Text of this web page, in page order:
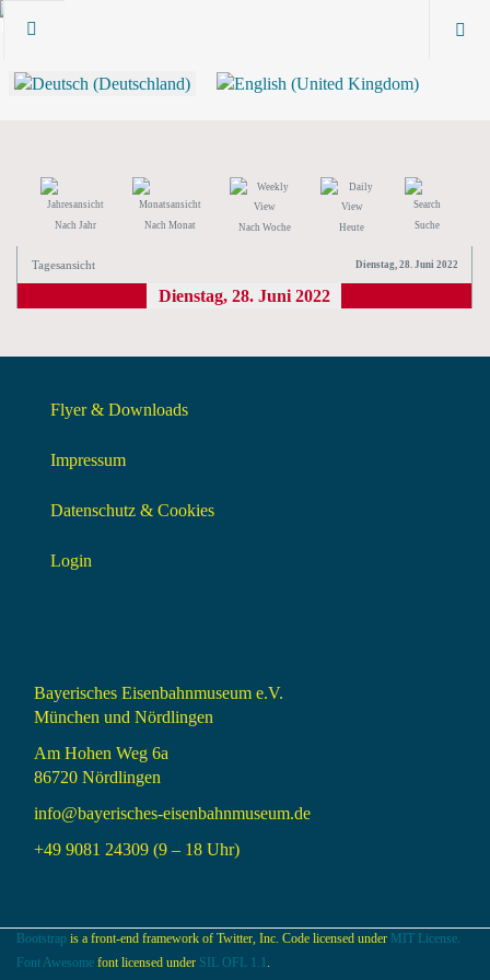
Nach Jahr Nach Monat Nach Woche Heute Suche
Tagesansicht Dienstag, 28. Juni 2022
Dienstag, 28. Juni 2022
Flyer & Downloads
Impressum
Datenschutz & Cookies
Login
Bayerisches Eisenbahnmuseum e.V.
München und Nördlingen
Am Hohen Weg 6a
86720 Nördlingen
info@bayerisches-eisenbahnmuseum.de
+49 9081 24309 (9 – 18 Uhr)
Bootstrap is a front-end framework of Twitter, Inc. Code licensed under MIT License.
Font Awesome font licensed under SIL OFL 1.1 .